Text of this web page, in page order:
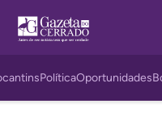
PolíticaOportunidades